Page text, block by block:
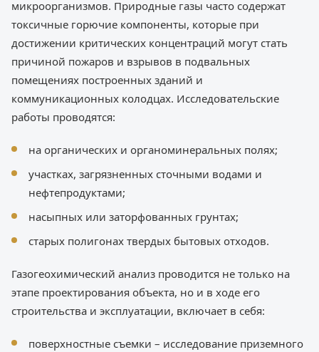
микроорганизмов. Природные газы часто содержат
токсичные горючие компоненты, которые при
достижении критических концентраций могут стать
причиной пожаров и взрывов в подвальных
помещениях построенных зданий и
коммуникационных колодцах. Исследовательские
работы проводятся:
на органических и органоминеральных полях;
участках, загрязненных сточными водами и
нефтепродуктами;
насыпных или заторфованных грунтах;
старых полигонах твердых бытовых отходов.
Газогеохимический анализ проводится не только на
этапе проектирования объекта, но и в ходе его
строительства и эксплуатации, включает в себя:
поверхностные съемки – исследование приземного